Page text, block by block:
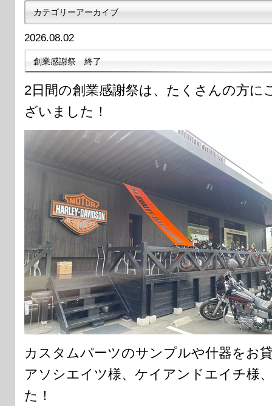
カテゴリーアーカイブ
2026.08.02
創業感謝祭 終了
2日間の創業感謝祭は、たくさんの方に
ざいました！
カスタムパーツのサンプルや什器をお
アソシエイツ様、ケイアンドエイチ様
た！